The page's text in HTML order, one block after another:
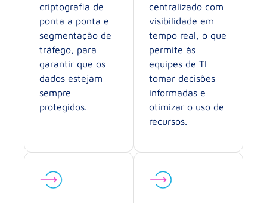
criptografia de
ponta a ponta e
segmentação de
tráfego, para
garantir que os
dados estejam
sempre
protegidos.
centralizado com
visibilidade em
tempo real, o que
permite às
equipes de TI
tomar decisões
informadas e
otimizar o uso de
recursos.